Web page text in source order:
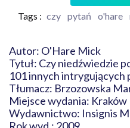
Tags : czy pytań o'hare
Autor: O'Hare Mick
Tytuł: Czy niedźwiedzie
101 innych intrygujących
Tłumacz: Brzozowska
Miejsce wydania:
Wydawnictwo: Insignis